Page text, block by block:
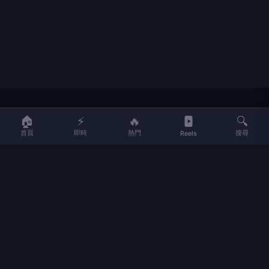
LIFE
LIFE 生活網是台灣領先的生活資訊平台，提供即時新聞、生活、健康、
🏠
首頁
⚡
即時
🔥
熱門 Reels
🔍
搜尋